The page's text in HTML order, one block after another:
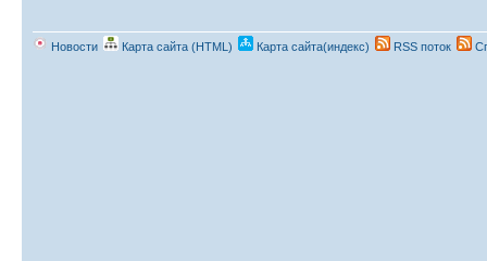
Новости Карта сайта (HTML) Карта сайта(индекс) RSS поток